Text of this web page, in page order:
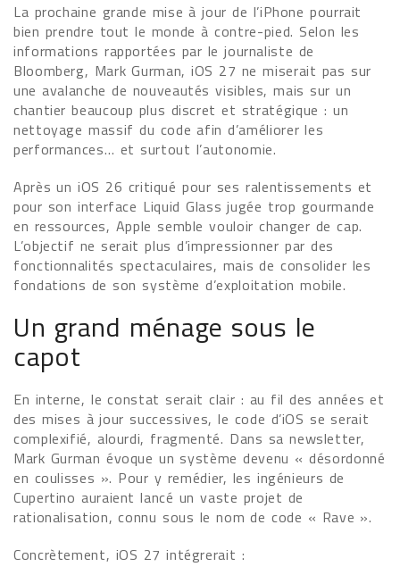
La prochaine grande mise à jour de l’iPhone pourrait
bien prendre tout le monde à contre-pied. Selon les
informations rapportées par le journaliste de
Bloomberg, Mark Gurman, iOS 27 ne miserait pas sur
une avalanche de nouveautés visibles, mais sur un
chantier beaucoup plus discret et stratégique : un
nettoyage massif du code afin d’améliorer les
performances… et surtout l’autonomie.
Après un iOS 26 critiqué pour ses ralentissements et
pour son interface Liquid Glass jugée trop gourmande
en ressources, Apple semble vouloir changer de cap.
L’objectif ne serait plus d’impressionner par des
fonctionnalités spectaculaires, mais de consolider les
fondations de son système d’exploitation mobile.
Un grand ménage sous le
capot
En interne, le constat serait clair : au fil des années et
des mises à jour successives, le code d’iOS se serait
complexifié, alourdi, fragmenté. Dans sa newsletter,
Mark Gurman évoque un système devenu « désordonné
en coulisses ». Pour y remédier, les ingénieurs de
Cupertino auraient lancé un vaste projet de
rationalisation, connu sous le nom de code « Rave ».
Concrètement, iOS 27 intégrerait :